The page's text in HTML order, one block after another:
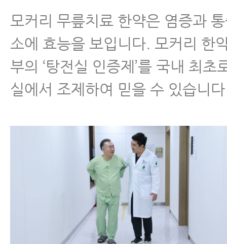
모커리 무릎치료 한약은 염증과
소에 효능을 보입니다. 모커리 한
부의 ‘탕전실 인증제’를 국내 최초
실에서 조제하여 믿을 수 있습니다